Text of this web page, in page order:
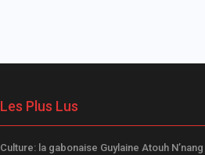
Les Plus Lus
Culture: la gabonaise Guylaine Atouh N’nang